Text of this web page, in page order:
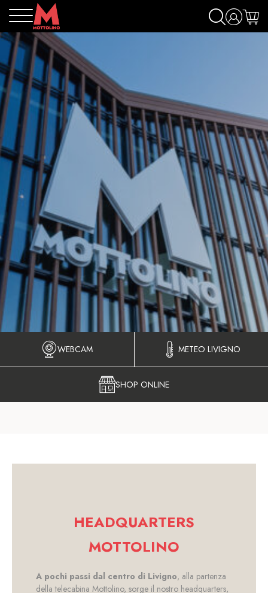
WEBCAM METEO LIVIGNO
SHOP ONLINE
HEADQUARTERS
MOTTOLINO
A pochi passi dal centro di Livigno, alla partenza
della telecabina Mottolino, sorge il nostro headquarters,